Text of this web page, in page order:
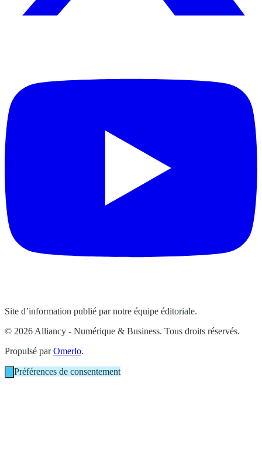
Site d’information publié par notre équipe éditoriale.
© 2026 Alliancy - Numérique & Business. Tous droits réservés.
Propulsé parOmerlo.
Préférences de consentement